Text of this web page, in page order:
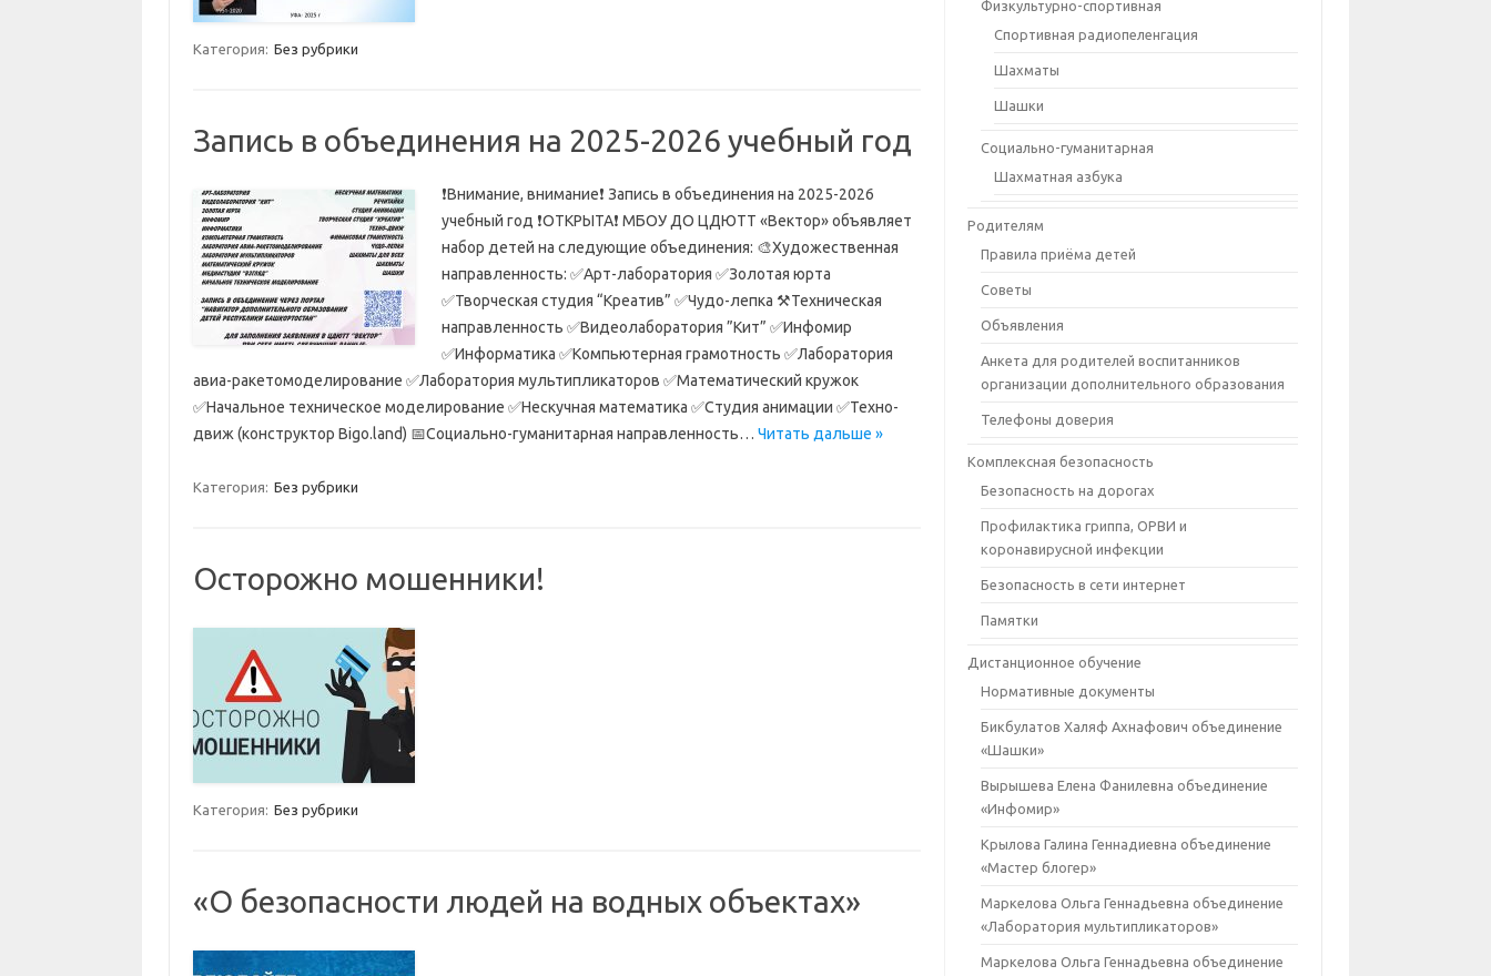
Категория: Без рубрики
Запись в объединения на 2025-2026 учебный год
❗Внимание, внимание❗ Запись в объединения на 2025-2026
учебный год ❗ОТКРЫТА❗ МБОУ ДО ЦДЮТТ «Вектор» объявляет
набор детей на следующие объединения: 🎨Художественная
направленность: ✅Арт-лаборатория ✅Золотая юрта
✅Творческая студия “Креатив” ✅Чудо-лепка ⚒Техническая
направленность ✅Видеолаборатория ”Кит” ✅Инфомир
✅Информатика ✅Компьютерная грамотность ✅Лаборатория
авиа-ракетомоделирование ✅Лаборатория мультипликаторов ✅Математический кружок
✅Начальное техническое моделирование ✅Нескучная математика ✅Студия анимации ✅Техно-
движ (конструктор Bigo.land) 📅Социально-гуманитарная направленность… Читать дальше »
Категория: Без рубрики
Осторожно мошенники!
Категория: Без рубрики
«О безопасности людей на водных объектах»
Физкультурно-спортивная
Спортивная радиопеленгация
Шахматы
Шашки
Социально-гуманитарная
Шахматная азбука
Родителям
Правила приёма детей
Советы
Объявления
Анкета для родителей воспитанников
организации дополнительного образования
Телефоны доверия
Комплексная безопасность
Безопасность на дорогах
Профилактика гриппа, ОРВИ и
коронавирусной инфекции
Безопасность в сети интернет
Памятки
Дистанционное обучение
Нормативные документы
Бикбулатов Халяф Ахнафович объединение
«Шашки»
Вырышева Елена Фанилевна объединение
«Инфомир»
Крылова Галина Геннадиевна объединение
«Мастер блогер»
Маркелова Ольга Геннадьевна объединение
«Лаборатория мультипликаторов»
Маркелова Ольга Геннадьевна объединение